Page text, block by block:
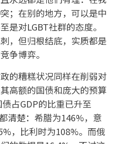
；在别的地方，可以是中
是对LGBT社群的态度。
，但归根结底，实质都是
争博弈。
的糟糕状况同样在削弱对
高额的国债和庞大的预算
占GDP的比重已升至
清楚：希腊为146%，意
，比利时为108%。而俄